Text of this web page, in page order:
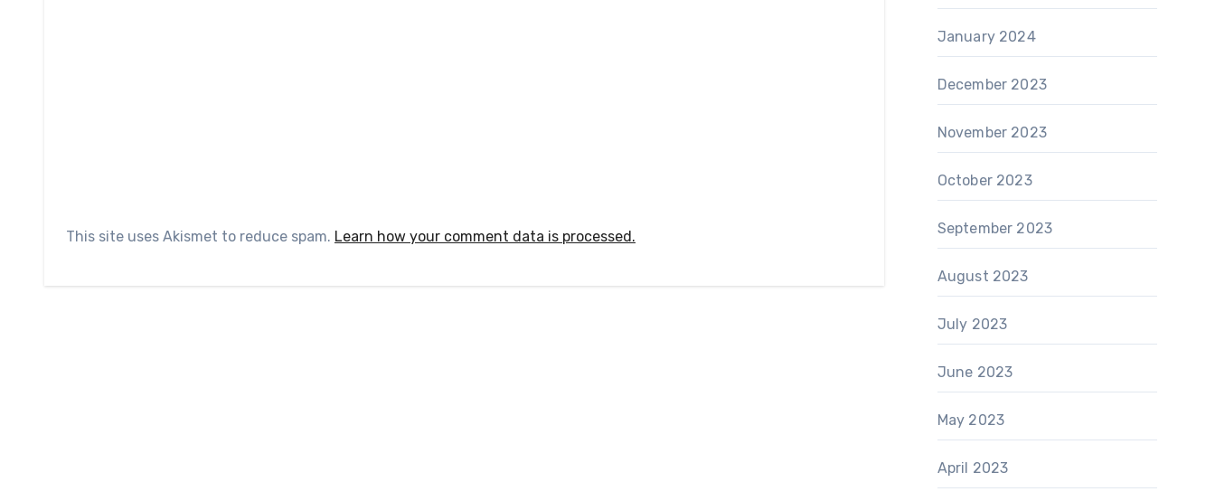
This site uses Akismet to reduce spam. Learn how your comment data is processed.
January 2024
December 2023
November 2023
October 2023
September 2023
August 2023
July 2023
June 2023
May 2023
April 2023